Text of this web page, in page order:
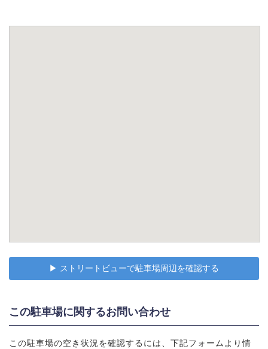
▶︎ ストリートビューで駐車場周辺を確認する
この駐車場に関するお問い合わせ
この駐車場の空き状況を確認するには、下記フォームより情